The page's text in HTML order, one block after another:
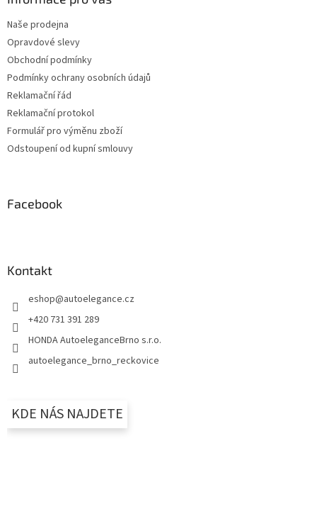
Naše prodejna
Opravdové slevy
Obchodní podmínky
Podmínky ochrany osobních údajů
Reklamační řád
Reklamační protokol
Formulář pro výměnu zboží
Odstoupení od kupní smlouvy
Facebook
Kontakt
eshop@autoelegance.cz
+420 731 391 289
HONDA AutoeleganceBrno s.r.o.
autoelegance_brno_reckovice
KDE NÁS NAJDETE